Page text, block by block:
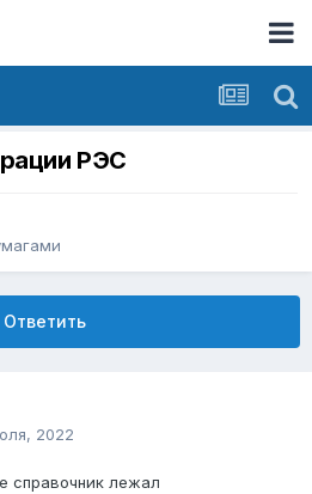
РЭС
Ответить
2022
справочник лежал